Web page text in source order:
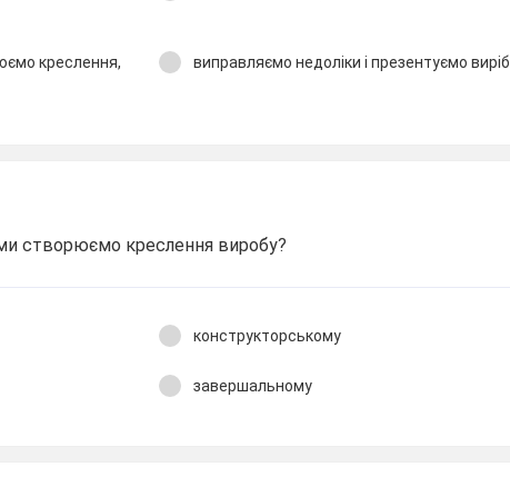
креслення,
виправляємо недоліки і презентуємо виріб
створюємо креслення виробу?
конструкторському
завершальному